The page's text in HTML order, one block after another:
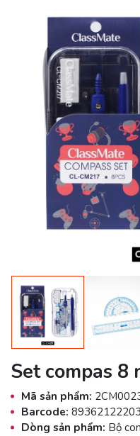
Set compas 8
Mã sản phẩm:
Barcode:
Dòng sản phẩm: Bộ